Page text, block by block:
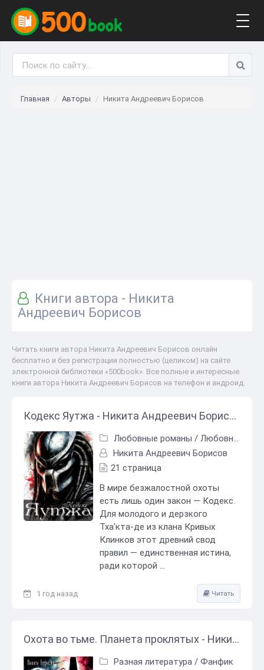
Главная Авторы Никита Андреевич Борисов
Книги автора - Никита
Андреевич Борисов
Читать книги автора Никита Андреевич Борисов онлайн
бесплатно и без регистрации полностью (целиком) на сайте
электронной библиотеки «500book». Все полные и интересные
книги автора Никита Андреевич Борисов на телефон и андроид.
Кодекс Яутжа - Никита Андреевич Борисов
Любовные романы / Любовно-фантастические романы
Никита Андреевич Борисов
21 страница
В мире безжалостной охоты
есть лишь один закон — Кодекс.
Для молодого и дерзкого
Тха'кта-де из клана Кривых
Клинков этот древний свод
правил — единственная истина,
ради которой ...
1 год назад Читать
Охота во тьме. Планета проклятых - Никита Андреевич Борисов
Разная литература/ Фанфик